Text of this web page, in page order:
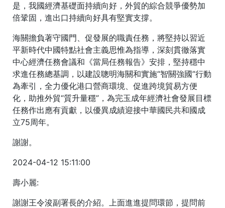
是，我國經濟基礎面持續向好，外貿的綜合競爭優勢加
倍鞏固，進出口持續向好具有堅實支撐。
海關擔負著守國門、促發展的職責任務，將堅持以習近
平新時代中國特點社會主義思惟為指導，深刻貫徹落實
中心經濟任務會議和《當局任務報告》安排，堅持穩中
求進任務總基調，以建設聰明海關和實施“智關強國”行動
為牽引，全力優化港口營商環境、促進跨境貿易方便
化，助推外貿“質升量穩”，為完玉成年經濟社會發展目標
任務作出應有貢獻，以優異成績迎接中華國民共和國成
立75周年。
謝謝。
2024-04-12 15:11:00
壽小麗:
謝謝王令浚副署長的介紹。上面進進提問環節，提問前